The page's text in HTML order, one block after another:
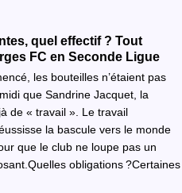
quel effectif ? Tout
FC en Seconde Ligue
les bouteilles n’étaient pas
que Sandrine Jacquet, la
de « travail ». Le travail
la bascule vers le monde
que le club ne loupe pas un
obligations ?Certaines